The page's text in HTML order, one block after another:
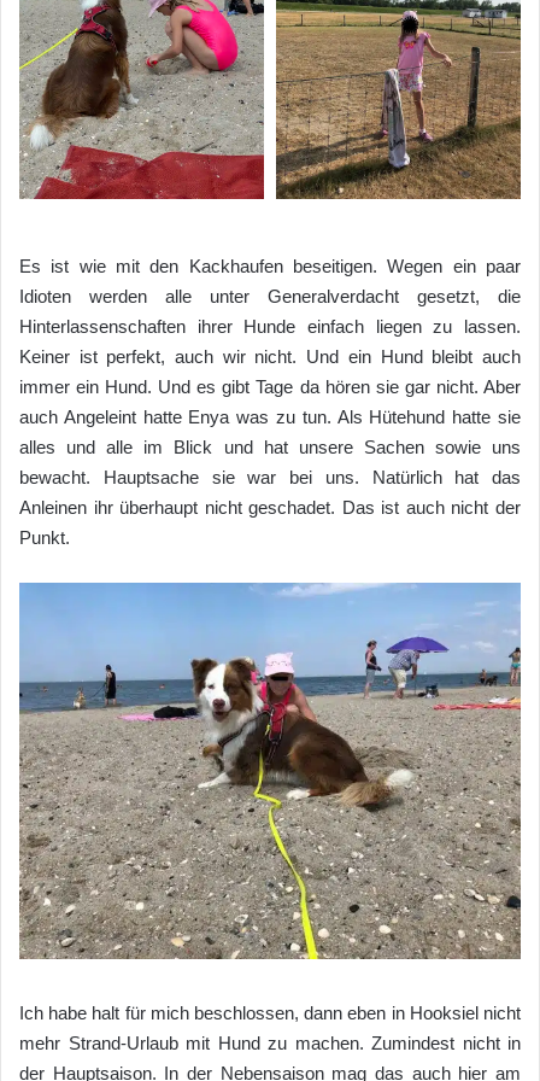
Es ist wie mit den Kackhaufen beseitigen. Wegen ein paar
Idioten werden alle unter Generalverdacht gesetzt, die
Hinterlassenschaften ihrer Hunde einfach liegen zu lassen.
Keiner ist perfekt, auch wir nicht. Und ein Hund bleibt auch
immer ein Hund. Und es gibt Tage da hören sie gar nicht. Aber
auch Angeleint hatte Enya was zu tun. Als Hütehund hatte sie
alles und alle im Blick und hat unsere Sachen sowie uns
bewacht. Hauptsache sie war bei uns. Natürlich hat das
Anleinen ihr überhaupt nicht geschadet. Das ist auch nicht der
Punkt.
Ich habe halt für mich beschlossen, dann eben in Hooksiel nicht
mehr Strand-Urlaub mit Hund zu machen. Zumindest nicht in
der Hauptsaison. In der Nebensaison mag das auch hier am